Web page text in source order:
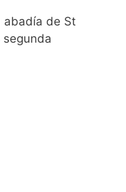
abadía de St
segunda